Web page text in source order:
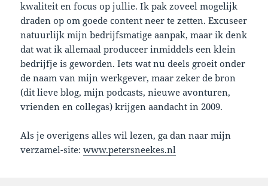
kwaliteit en focus op jullie. Ik pak zoveel mogelijk
draden op om goede content neer te zetten. Excuseer
natuurlijk mijn bedrijfsmatige aanpak, maar ik denk
dat wat ik allemaal produceer inmiddels een klein
bedrijfje is geworden. Iets wat nu deels groeit onder
de naam van mijn werkgever, maar zeker de bron
(dit lieve blog, mijn podcasts, nieuwe avonturen,
vrienden en collegas) krijgen aandacht in 2009.
Als je overigens alles wil lezen, ga dan naar mijn
verzamel-site:www.petersneekes.nl